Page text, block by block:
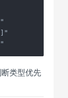
类型优先